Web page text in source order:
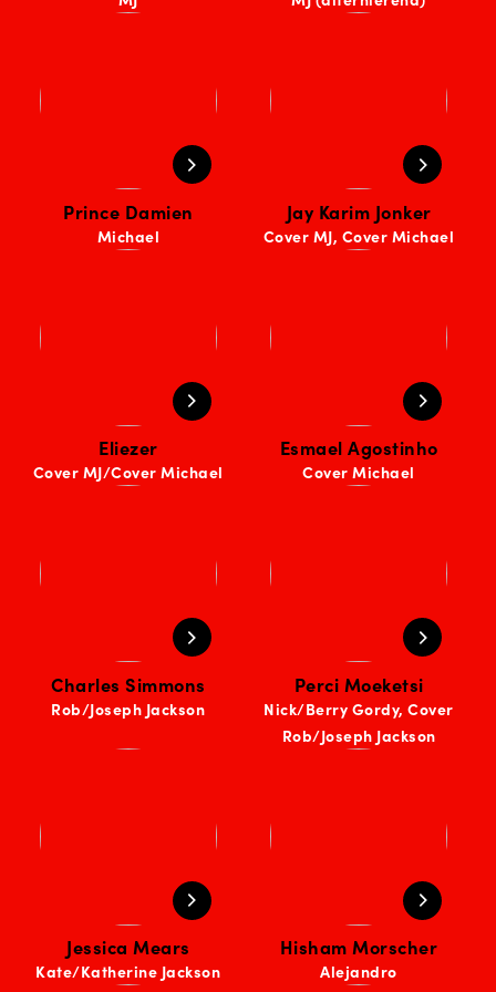
Prince Damien
Michael
Jay Karim Jonker
Cover MJ, Cover Michael
Eliezer
Cover MJ/Cover Michael
Esmael Agostinho
Cover Michael
Charles Simmons
Rob/Joseph Jackson
Perci Moeketsi
Nick/Berry Gordy, Cover
Rob/Joseph Jackson
Jessica Mears
Kate/Katherine Jackson
Hisham Morscher
Alejandro